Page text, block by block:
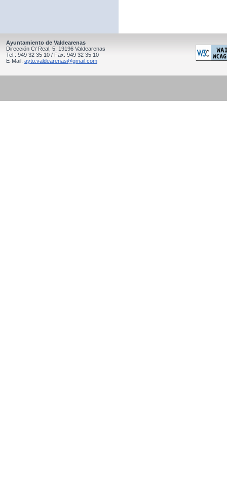
Ayuntamiento de Valdearenas
Dirección C/ Real, 5, 19196 Valdearenas
Tel.: 949 32 35 10 / Fax: 949 32 35 10
E-Mail: ayto.valdearenas@gmail.com